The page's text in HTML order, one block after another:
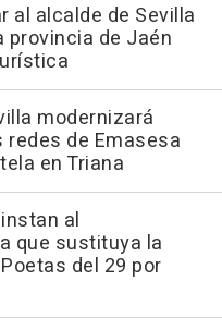
al alcalde de Sevilla
provincia de Jaén
modernizará
de Emasesa
en Triana
al
que sustituya la
del 29 por